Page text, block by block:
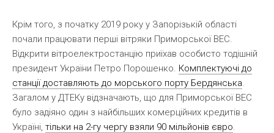
Крім того, з початку 2019 року у Запорізькій області
почали працювати перші вітряки Приморської ВЕС.
Відкрити вітроелектростанцію приїхав особисто тодішній
президент України Петро Порошенко. Комплектуючі до
станції доставляють до морського порту Бердянська.
Загалом у ДТЕКу відзначають, що для Приморської ВЕС
було задіяно один з найбільших комерційних кредитів в
Україні, тільки на 2-гу чергу взяли 90 мільйонів євро.